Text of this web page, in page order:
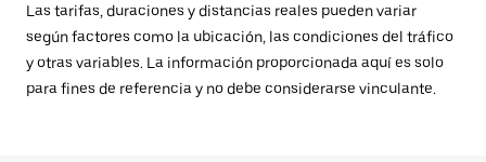
Las tarifas, duraciones y distancias reales pueden variar
según factores como la ubicación, las condiciones del tráfico
y otras variables. La información proporcionada aquí es solo
para fines de referencia y no debe considerarse vinculante.